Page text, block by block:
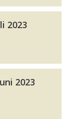
2023
2023